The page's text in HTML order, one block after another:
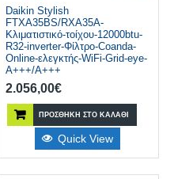
Daikin Stylish
FTXA35BS/RXA35A-
Κλιματιστικό-τοίχου-12000btu-
R32-inverter-Φίλτρο-Coanda-
Online-ελεγκτής-WiFi-Grid-eye-
A+++/A+++
2.056,00€
ΠΡΟΣΘΉΚΗ ΣΤΟ ΚΑΛΆΘΙ
Quick View